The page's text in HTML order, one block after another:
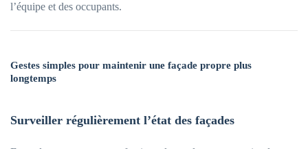
l’équipe et des occupants.
Gestes simples pour maintenir une façade propre plus
longtemps
Surveiller régulièrement l’état des façades